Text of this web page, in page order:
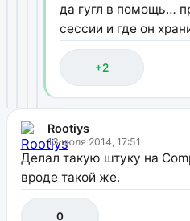
да гугл в помощь…
сессии и где он
+2
Rootiys
13 июля 2014, 17:51
Делал такую штуку на
вроде такой же.
0